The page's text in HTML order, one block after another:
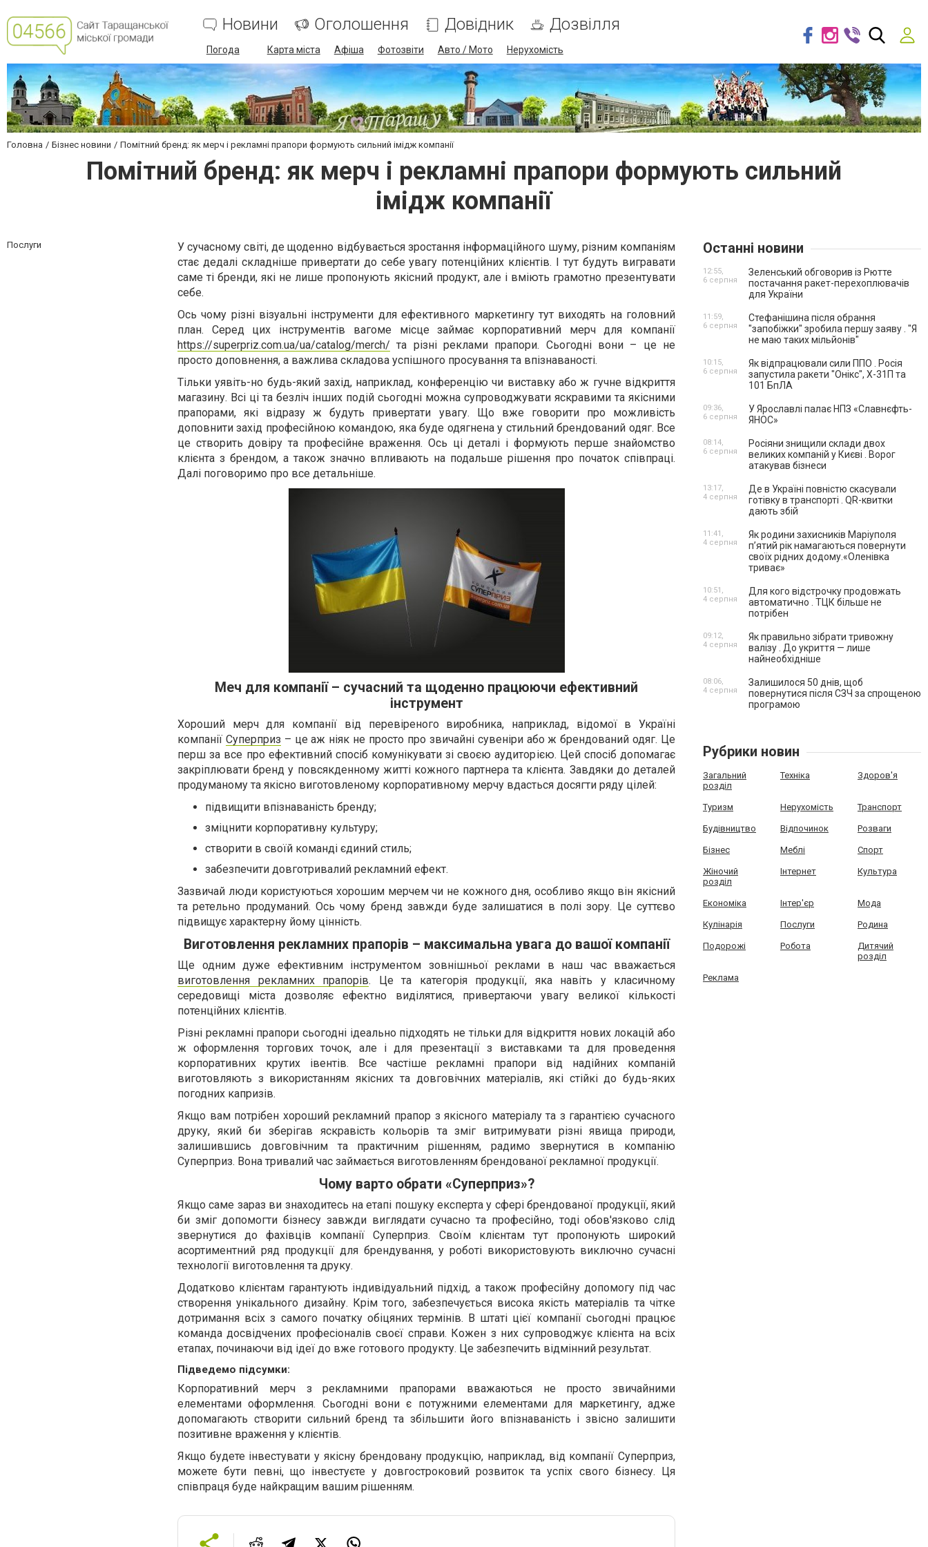
Новини Оголошення Довідник Дозвілля
Погода Карта міста Афіша Фотозвіти Авто / Мото Нерухомість
Головна Бізнес новини Помітний бренд: як мерч і рекламні прапори формують сильний імідж компанії
Помітний бренд: як мерч і рекламні прапори формують сильний
імідж компанії
Послуги
У сучасному світі, де щоденно відбувається зростання інформаційного шуму, різним компаніям
стає дедалі складніше привертати до себе увагу потенційних клієнтів. І тут будуть вигравати
саме ті бренди, які не лише пропонують якісний продукт, але і вміють грамотно презентувати
себе.
Ось чому різні візуальні інструменти для ефективного маркетингу тут виходять на головний
план. Серед цих інструментів вагоме місце займає корпоративний мерч для компанії
https://superpriz.com.ua/ua/catalog/merch/ та різні реклами прапори. Сьогодні вони – це не
просто доповнення, а важлива складова успішного просування та впізнаваності.
Тільки уявіть-но будь-який захід, наприклад, конференцію чи виставку або ж гучне відкриття
магазину. Всі ці та безліч інших подій сьогодні можна супроводжувати яскравими та якісними
прапорами, які відразу ж будуть привертати увагу. Що вже говорити про можливість
доповнити захід професійною командою, яка буде одягнена у стильний брендований одяг. Все
це створить довіру та професійне враження. Ось ці деталі і формують перше знайомство
клієнта з брендом, а також значно впливають на подальше рішення про початок співпраці.
Далі поговоримо про все детальніше.
Меч для компанії – сучасний та щоденно працюючи ефективний
інструмент
Хороший мерч для компанії від перевіреного виробника, наприклад, відомої в Україні
компанії Суперприз – це аж ніяк не просто про звичайні сувеніри або ж брендований одяг. Це
перш за все про ефективний спосіб комунікувати зі своєю аудиторією. Цей спосіб допомагає
закріплювати бренд у повсякденному житті кожного партнера та клієнта. Завдяки до деталей
продуманому та якісно виготовленому корпоративному мерчу вдасться досягти ряду цілей:
підвищити впізнаваність бренду;
зміцнити корпоративну культуру;
створити в своїй команді єдиний стиль;
забезпечити довготривалий рекламний ефект.
Зазвичай люди користуються хорошим мерчем чи не кожного дня, особливо якщо він якісний
та ретельно продуманий. Ось чому бренд завжди буде залишатися в полі зору. Це суттєво
підвищує характерну йому цінність.
Виготовлення рекламних прапорів – максимальна увага до вашої компанії
Ще одним дуже ефективним інструментом зовнішньої реклами в наш час вважається
виготовлення рекламних прапорів. Це та категорія продукції, яка навіть у класичному
середовищі міста дозволяє ефектно виділятися, привертаючи увагу великої кількості
потенційних клієнтів.
Різні рекламні прапори сьогодні ідеально підходять не тільки для відкриття нових локацій або
ж оформлення торгових точок, але і для презентації з виставками та для проведення
корпоративних крутих івентів. Все частіше рекламні прапори від надійних компаній
виготовляють з використанням якісних та довговічних матеріалів, які стійкі до будь-яких
погодних капризів.
Якщо вам потрібен хороший рекламний прапор з якісного матеріалу та з гарантією сучасного
друку, який би зберігав яскравість кольорів та зміг витримувати різні явища природи,
залишившись довговічним та практичним рішенням, радимо звернутися в компанію
Суперприз. Вона тривалий час займається виготовленням брендованої рекламної продукції.
Чому варто обрати «Суперприз»?
Якщо саме зараз ви знаходитесь на етапі пошуку експерта у сфері брендованої продукції, який
би зміг допомогти бізнесу завжди виглядати сучасно та професійно, тоді обов'язково слід
звернутися до фахівців компанії Суперприз. Своїм клієнтам тут пропонують широкий
асортиментний ряд продукції для брендування, у роботі використовують виключно сучасні
технології виготовлення та друку.
Додатково клієнтам гарантують індивідуальний підхід, а також професійну допомогу під час
створення унікального дизайну. Крім того, забезпечується висока якість матеріалів та чітке
дотримання всіх з самого початку обіцяних термінів. В штаті цієї компанії сьогодні працює
команда досвідчених професіоналів своєї справи. Кожен з них супроводжує клієнта на всіх
етапах, починаючи від ідеї до вже готового продукту. Це забезпечить відмінний результат.
Підведемо підсумки:
Корпоративний мерч з рекламними прапорами вважаються не просто звичайними
елементами оформлення. Сьогодні вони є потужними елементами для маркетингу, адже
допомагають створити сильний бренд та збільшити його впізнаваність і звісно залишити
позитивне враження у клієнтів.
Якщо будете інвестувати у якісну брендовану продукцію, наприклад, від компанії Суперприз,
можете бути певні, що інвестуєте у довгостроковий розвиток та успіх свого бізнесу. Ця
співпраця буде найкращим вашим рішенням.
Останні новини
Зеленський обговорив із Рютте
постачання ракет-перехоплювачів
для України
12:55,
6 серпня
Стефанішина після обрання
"запобіжки" зробила першу заяву . "Я
не маю таких мільйонів"
11:59,
6 серпня
Як відпрацювали сили ППО . Росія
запустила ракети "Онікс", Х-31П та
101 БпЛА
10:15,
6 серпня
У Ярославлі палає НПЗ «Славнєфть-
ЯНОС»
09:36,
6 серпня
Росіяни знищили склади двох
великих компаній у Києві . Ворог
атакував бізнеси
08:14,
6 серпня
Де в Україні повністю скасували
готівку в транспорті . QR-квитки
дають збій
13:17,
4 серпня
Як родини захисників Маріуполя
пʼятий рік намагаються повернути
своїх рідних додому.«Оленівка
триває»
11:41,
4 серпня
Для кого відстрочку продовжать
автоматично . ТЦК більше не
потрібен
10:51,
4 серпня
Як правильно зібрати тривожну
валізу . До укриття — лише
найнеобхідніше
09:12,
4 серпня
Залишилося 50 днів, щоб
повернутися після СЗЧ за спрощеною
програмою
08:06,
4 серпня
Рубрики новин
Загальний
розділ
Техніка Здоров'я
Туризм Нерухомість Транспорт
Будівництво Відпочинок Розваги
Бізнес Меблі Спорт
Жіночий
розділ
Інтернет Культура
Економіка Інтер'єр Мода
Кулінарія Послуги Родина
Подорожі Робота
Дитячий
розділ
Реклама